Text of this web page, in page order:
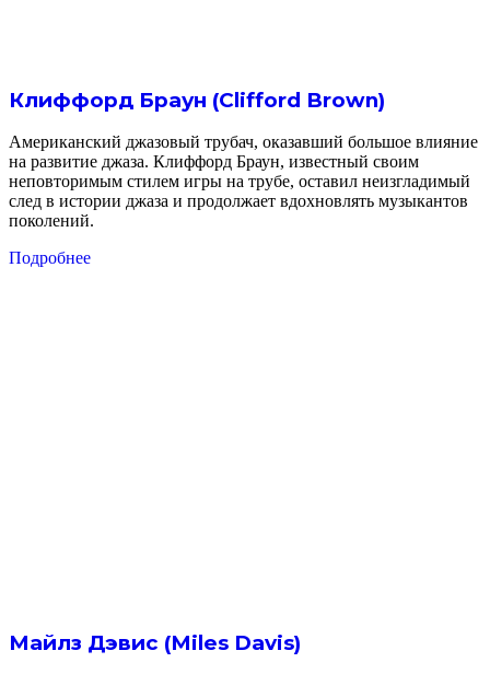
Клиффорд Браун (Clifford Brown)
Американский джазовый трубач, оказавший большое влияние
на развитие джаза. Клиффорд Браун, известный своим
неповторимым стилем игры на трубе, оставил неизгладимый
след в истории джаза и продолжает вдохновлять музыкантов
поколений.
Подробнее
Майлз Дэвис (Miles Davis)